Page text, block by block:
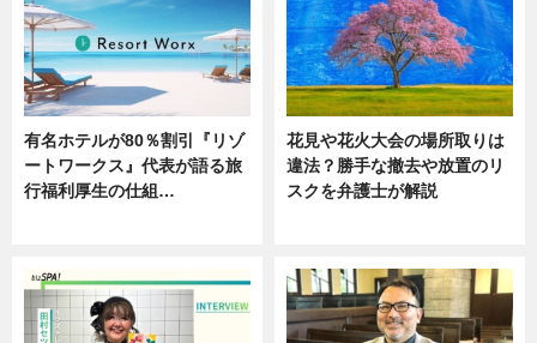
有名ホテルが80％割引『リゾ
ートワークス』代表が語る旅
行福利厚生の仕組…
花見や花火大会の場所取りは
違法？勝手な撤去や放置のリ
スクを弁護士が解説